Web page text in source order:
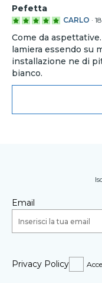
Pefetta
CARLO ·
Come da
lamiera essendo su
installazione ne di
bianco.
Email
Privacy Policy